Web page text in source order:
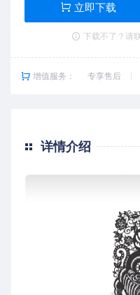
立即下载
下载不了？请
增值服务： 专享售后
详情介绍